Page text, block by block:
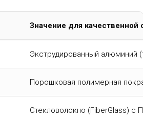
Значение для качественной
Экструдированный алюминий
Порошковая полимерная
Стекловолокно (FiberGlass) с